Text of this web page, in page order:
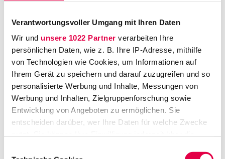
Verantwortungsvoller Umgang mit Ihren Daten
Wir und unsere 1022 Partner verarbeiten Ihre
persönlichen Daten, wie z. B. Ihre IP-Adresse, mithilfe
von Technologien wie Cookies, um Informationen auf
Ihrem Gerät zu speichern und darauf zuzugreifen und so
personalisierte Werbung und Inhalte, Messungen von
Werbung und Inhalten, Zielgruppenforschung sowie
Entwicklung von Angeboten zu ermöglichen. Sie
entscheiden darüber, wer Ihre Daten für welche Zwecke
Bestätigung der Arbeit und Referenz für
künftige Einschätzungen. Genauso glücklich
bin ich aber, wenn mich jemand auf der Straße
anspricht und ich das Gefühl habe, dass meine
Argumente ihm in einer Diskussion oder in
seinen eigenen Entscheidungen geholfen
haben.
Wie kamen Sie denn eigentlich auf